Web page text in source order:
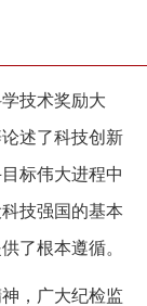
技术奖励大
述了科技创新
标伟大进程中
技强国的基本
了根本遵循。
，广大纪检监